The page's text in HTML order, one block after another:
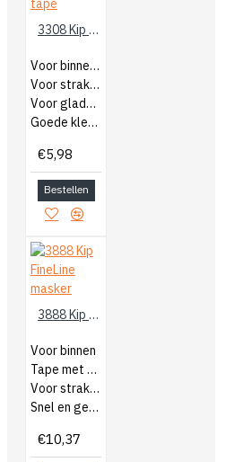
3308 Kip FineLine tape
Voor binnen en buiten
Voor strakke lijnen
Voor gladde ondergronden
Goede kleefkracht
€5,98
Bestellen
3888 Kip FineLine masker
Voor binnen
Tape met afdekfolie
Voor strakke lijnen
Snel en gemakkelijk
€10,37